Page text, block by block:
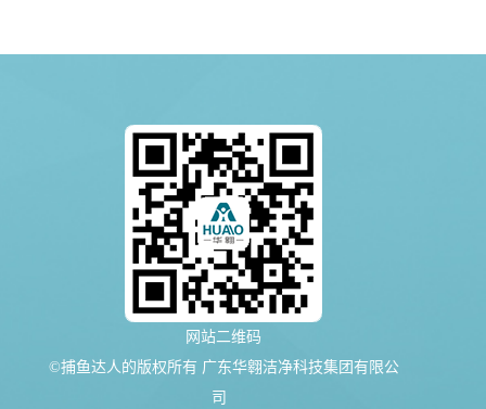
网站二维码
©捕鱼达人的版权所有 广东华翱洁净科技集团有限公
司